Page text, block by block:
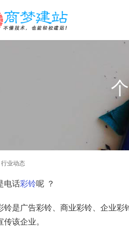
行业动态
电话彩铃呢 ？
铃是广告彩铃、商业彩铃、企业
传该企业。